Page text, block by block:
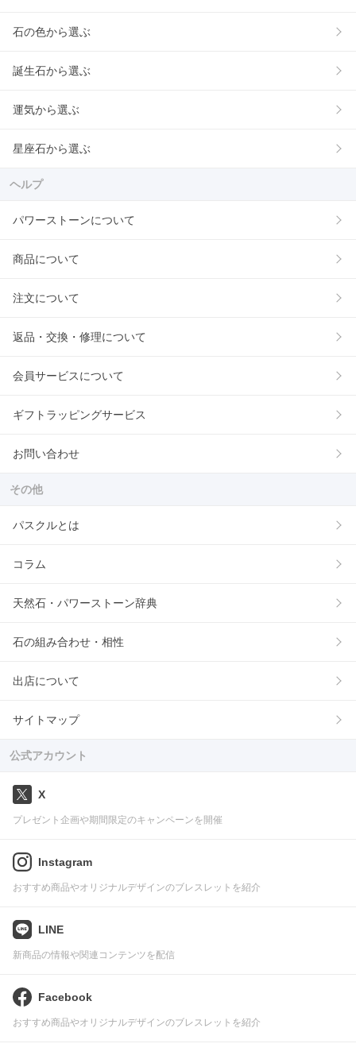
石の色から選ぶ
誕生石から選ぶ
運気から選ぶ
星座石から選ぶ
ヘルプ
パワーストーンについて
商品について
注文について
返品・交換・修理について
会員サービスについて
ギフトラッピングサービス
お問い合わせ
その他
パスクルとは
コラム
天然石・パワーストーン辞典
石の組み合わせ・相性
出店について
サイトマップ
公式アカウント
X
プレゼント企画や期間限定のキャンペーンを開催
Instagram
おすすめ商品やオリジナルデザインのブレスレットを紹介
LINE
新商品の情報や関連コンテンツを配信
Facebook
おすすめ商品やオリジナルデザインのブレスレットを紹介